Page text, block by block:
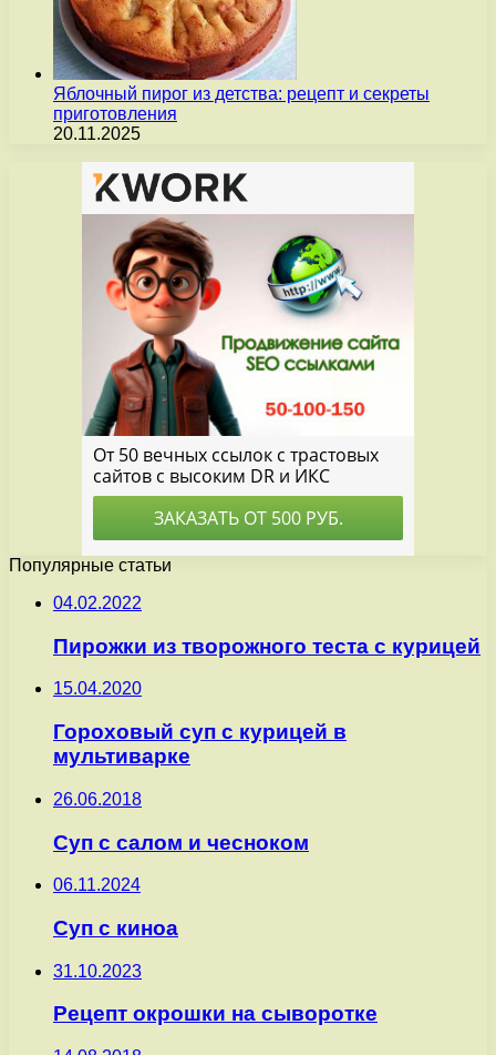
Яблочный пирог из детства: рецепт и секреты
приготовления
20.11.2025
Популярные статьи
04.02.2022
Пирожки из творожного теста с курицей
15.04.2020
Гороховый суп с курицей в
мультиварке
26.06.2018
Суп с салом и чесноком
06.11.2024
Суп с киноа
31.10.2023
Рецепт окрошки на сыворотке